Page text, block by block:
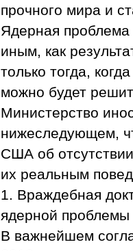
прочного мира и
Ядерная проблема
иным, как
только тогда,
можно будет
Министерство
нижеследующем,
США об
их реальным
1. Враждебная
ядерной проблемы
В важнейшем